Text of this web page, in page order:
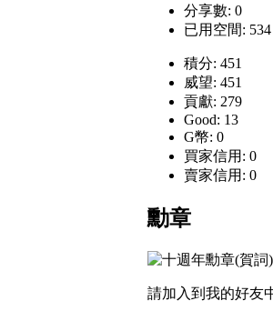
分享數: 0
已用空間:
積分: 451
威望: 451
貢獻: 279
Good: 13
G幣: 0
買家信用: 0
賣家信用: 0
勳章
請加入到我的好友